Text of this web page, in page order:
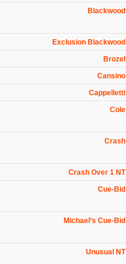
Blackwood
Exclusion Blackwood
Brozel
Cansino
Cappelletti
Cole
Crash
Crash Over 1 NT
Cue-Bid
Michael’s Cue-Bid
Unusual NT